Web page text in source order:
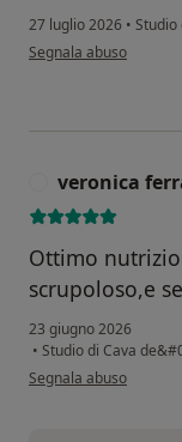
27 luglio 2026 • Studio
secondo l'opinione
Segnala abuso
veronica
Ottimo
scrupoloso,e
23 giugno 2026
• Studio di Cava
secondo l'opinione
Segnala abuso